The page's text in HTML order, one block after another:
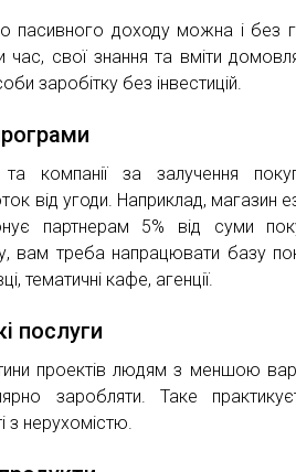
пасивного доходу можна і без
час, свої знання та вміти
заробітку без інвестицій.
та компанії за залучення
від угоди. Наприклад, магазин
партнерам 5% від суми
вам треба напрацювати базу
тематичні кафе, агенції.
послуги
проектів людям з меншою
заробляти. Таке
з нерухомістю.